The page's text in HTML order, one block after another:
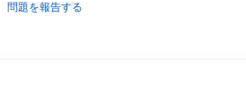
問題を報告する